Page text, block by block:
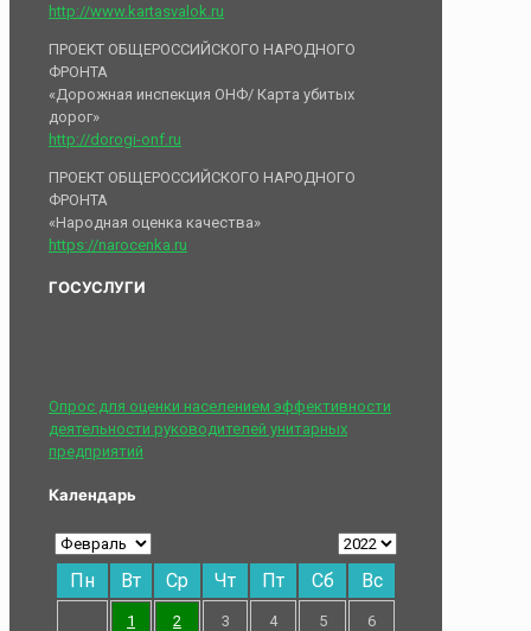
http://www.kartasvalok.ru
ПРОЕКТ ОБЩЕРОССИЙСКОГО НАРОДНОГО
ФРОНТА
«Дорожная инспекция ОНФ/ Карта убитых
дорог»
http://dorogi-onf.ru
ПРОЕКТ ОБЩЕРОССИЙСКОГО НАРОДНОГО
ФРОНТА
«Народная оценка качества»
https://narocenka.ru
ГОСУСЛУГИ
Опрос для оценки населением эффективности
деятельности руководителей унитарных
предприятий
Календарь
Пн Вт Ср Чт Пт Сб Вс
1 2 3 4 5 6